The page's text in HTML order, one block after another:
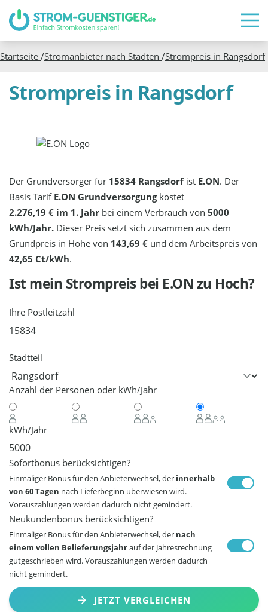
Startseite /Stromanbieter nach Städten /Strompreis in Rangsdorf
Strompreis in Rangsdorf
Der Grundversorger für 15834 Rangsdorfist E.ON. Der
Basis Tarif E.ON Grundversorgungkostet
2.276,19 € im 1. Jahr bei einem Verbrauch von5000
kWh/Jahr. Dieser Preis setzt sich zusammen aus dem
Grundpreis in Höhe von 143,69 € und dem Arbeitspreis von
42,65 Ct/kWh.
Ist mein Strompreis bei E.ONzu Hoch?
Ihre Postleitzahl
Stadtteil
Anzahl der Personen oder kWh/Jahr
kWh/Jahr
Sofortbonus berücksichtigen?
Einmaliger Bonus für den Anbieterwechsel, der innerhalb
von 60 Tagen nach Lieferbeginn überwiesen wird.
Vorauszahlungen werden dadurch nicht gemindert.
Neukundenbonus berücksichtigen?
Einmaliger Bonus für den Anbieterwechsel, der nach
einem vollen Belieferungsjahrauf der Jahresrechnung
gutgeschrieben wird. Vorauszahlungen werden dadurch
nicht gemindert.
JETZT VERGLEICHEN